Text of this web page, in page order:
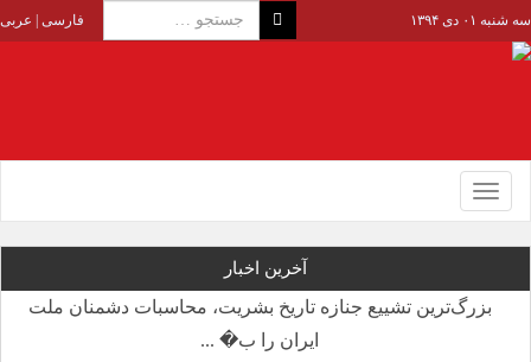
سه شنبه ۰۱ دی ۱۳۹۴ فارسی عربی
Toggle
navigation
آخرین اخبار
بزرگ‌ترین تشییع جنازه تاریخ بشریت، محاسبات دشمنان ملت
ایران را ب� ...